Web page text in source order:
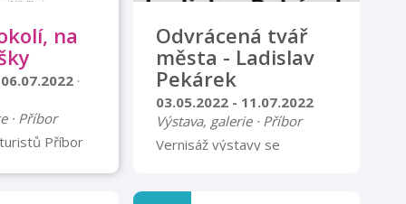
na
·
· Příbor
Příbor
kole i pěšky
Odvrácená tvář
města - Ladislav
Pekárek
03.05.2022 - 11.07.2022
Výstava, galerie · Příbor
Vernisáž výstavy se